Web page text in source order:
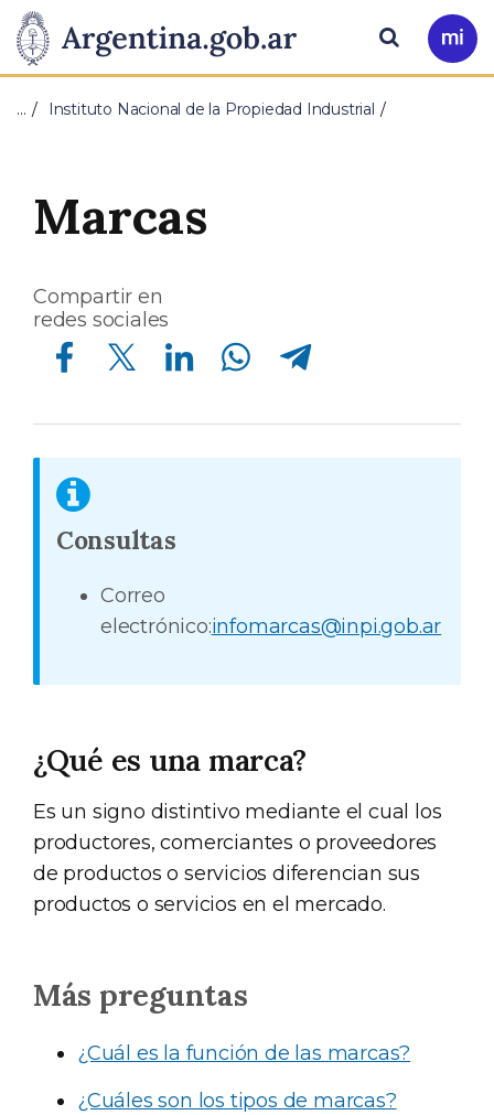
Presidencia
de
Nación
Pasar al contenido principal
Ir
a
Buscar
… Instituto Nacional de la Propiedad Industrial
Marcas
Compartir en
redes sociales
Compartir en Facebook Compartir en Twitter Compartir en Linkedin Compartir en Whatsapp Compartir en Telegram
Consultas
Correo
electrónico:infomarcas@inpi.gob.ar
¿Qué es una marca?
Es un signo distintivo mediante el cual los
productores, comerciantes o proveedores
de productos o servicios diferencian sus
productos o servicios en el mercado.
Más preguntas
¿Cuál es la función de las marcas?
¿Cuáles son los tipos de marcas?